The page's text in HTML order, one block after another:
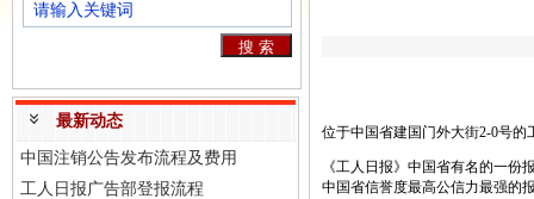
最新动态
中国注销公告发布流程及费用
工人日报广告部登报流程
位于中国省建国门外大街2-0号的
《工人日报》中国省有名的一份
中国省信誉度最高公信力最强的